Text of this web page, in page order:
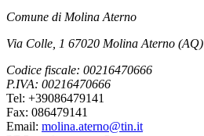
Comune di Molina Aterno
Via Colle, 1 67020 Molina Aterno (AQ)
Codice fiscale: 00216470666
P.IVA: 00216470666
Tel: +39086479141
Fax: 086479141
Email: molina.aterno@tin.it